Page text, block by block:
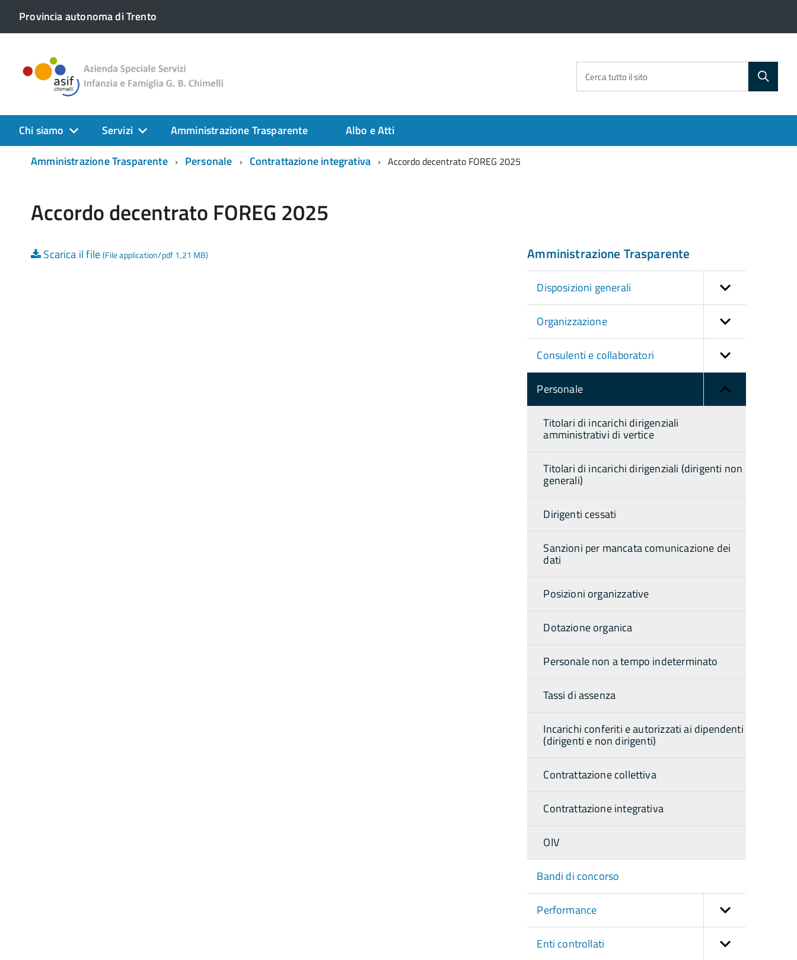
Provincia autonoma di Trento
Cerca tutto il sito
Chi siamo Servizi Amministrazione Trasparente
Albo e Atti
Amministrazione Trasparente
Personale Contrattazione integrativa Accordo decentrato FOREG 2025
Accordo decentrato FOREG 2025
Scarica il file(File application/pdf 1,21 MB) Amministrazione Trasparente
Disposizioni generali
Organizzazione
Consulenti e collaboratori
Personale
Titolari di incarichi dirigenziali
amministrativi di vertice
Titolari di incarichi dirigenziali (dirigenti non
generali)
Dirigenti cessati
Sanzioni per mancata comunicazione dei
dati
Posizioni organizzative
Dotazione organica
Personale non a tempo indeterminato
Tassi di assenza
Incarichi conferiti e autorizzati ai dipendenti
(dirigenti e non dirigenti)
Contrattazione collettiva
Contrattazione integrativa
OIV
Bandi di concorso
Performance
Enti controllati